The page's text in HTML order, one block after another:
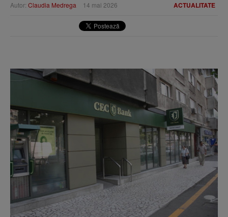
ACTUALITATE
Autor: Claudia Medrega 14 mai 2026